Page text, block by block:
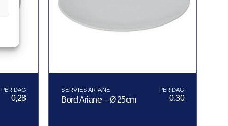
0,28
SERVIES ARIANE
Bord Ariane – Ø 25cm 0,30